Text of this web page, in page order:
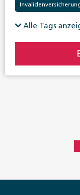
Alle Tags